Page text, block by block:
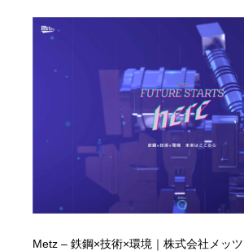
Metz – 鉄鋼×技術×環境｜株式会社メッ